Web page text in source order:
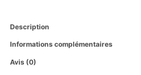
Description
Informations complémentaires
Avis (0)